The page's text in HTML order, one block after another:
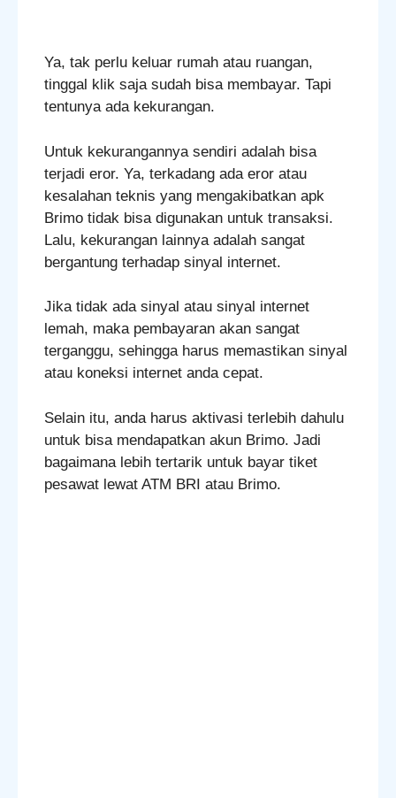
Ya, tak perlu keluar rumah atau ruangan,
tinggal klik saja sudah bisa membayar. Tapi
tentunya ada kekurangan.
Untuk kekurangannya sendiri adalah bisa
terjadi eror. Ya, terkadang ada eror atau
kesalahan teknis yang mengakibatkan apk
Brimo tidak bisa digunakan untuk transaksi.
Lalu, kekurangan lainnya adalah sangat
bergantung terhadap sinyal internet.
Jika tidak ada sinyal atau sinyal internet
lemah, maka pembayaran akan sangat
terganggu, sehingga harus memastikan sinyal
atau koneksi internet anda cepat.
Selain itu, anda harus aktivasi terlebih dahulu
untuk bisa mendapatkan akun Brimo. Jadi
bagaimana lebih tertarik untuk bayar tiket
pesawat lewat ATM BRI atau Brimo.